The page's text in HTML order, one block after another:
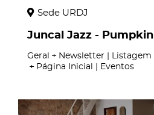
Sede URDJ
Juncal Jazz -
Geral
Newsletter | Listagem
Página Inicial | Eventos
page